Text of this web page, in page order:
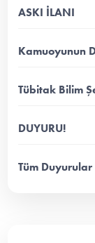
ASKI İLANI
Kamuoyunun
Tübitak Bilim
DUYURU!
Tüm Duyurular